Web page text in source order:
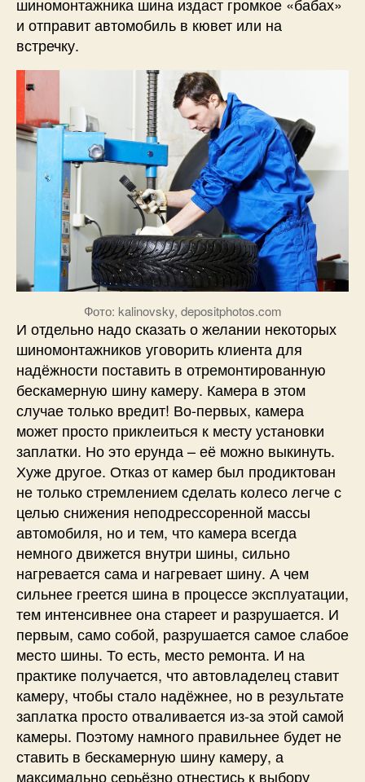
и отправит автомобиль в кювет или на
встречку.
Фото: kalinovsky, depositphotos.com
И отдельно надо сказать о желании некоторых
шиномонтажников уговорить клиента для
надёжности поставить в отремонтированную
бескамерную шину камеру. Камера в этом
случае только вредит! Во-первых, камера
может просто приклеиться к месту установки
заплатки. Но это ерунда – её можно выкинуть.
Хуже другое. Отказ от камер был продиктован
не только стремлением сделать колесо легче с
целью снижения неподрессоренной массы
автомобиля, но и тем, что камера всегда
немного движется внутри шины, сильно
нагревается сама и нагревает шину. А чем
сильнее греется шина в процессе эксплуатации,
тем интенсивнее она стареет и разрушается. И
первым, само собой, разрушается самое слабое
место шины. То есть, место ремонта. И на
практике получается, что автовладелец ставит
камеру, чтобы стало надёжнее, но в результате
заплатка просто отваливается из-за этой самой
камеры. Поэтому намного правильнее будет не
ставить в бескамерную шину камеру, а
максимально серьёзно отнестись к выбору